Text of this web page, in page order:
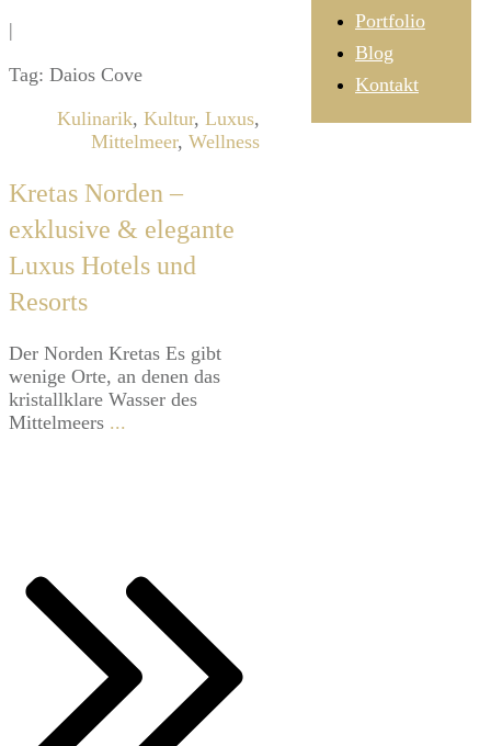
Portfolio
Blog
Kontakt
|
Tag: Daios Cove
Kulinarik, Kultur, Luxus,
Mittelmeer, Wellness
Kretas Norden –
exklusive & elegante
Luxus Hotels und
Resorts
Der Norden Kretas Es gibt
wenige Orte, an denen das
kristallklare Wasser des
Mittelmeers ...